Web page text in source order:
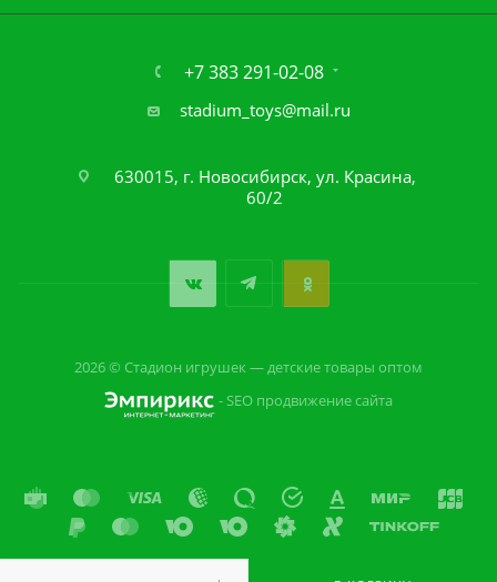
+7 383 291-02-08
stadium_toys@mail.ru
630015, г. Новосибирск, ул. Красина,
60/2
2026 © Стадион игрушек — детские товары оптом
- SEO продвижение сайта